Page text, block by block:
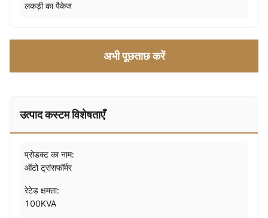
लकड़ी का पैकेज
अभी पूछताछ करें
उत्पाद कस्टम विशेषताएँ
प्रोडक्ट का नाम:
ऑटो ट्रांसफॉर्मर
रेटेड क्षमता:
100KVA